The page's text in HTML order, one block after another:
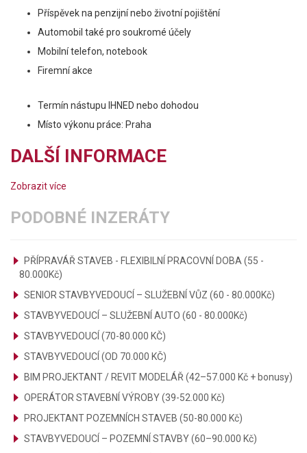
Příspěvek na penzijní nebo životní pojištění
Automobil také pro soukromé účely
Mobilní telefon, notebook
Firemní akce
Termín nástupu IHNED nebo dohodou
Místo výkonu práce: Praha
DALŠÍ INFORMACE
Zobrazit více
PODOBNÉ INZERÁTY
PŘÍPRAVÁŘ STAVEB - FLEXIBILNÍ PRACOVNÍ DOBA (55 -
80.000Kč)
SENIOR STAVBYVEDOUCÍ – SLUŽEBNÍ VŮZ (60 - 80.000Kč)
STAVBYVEDOUCÍ – SLUŽEBNÍ AUTO (60 - 80.000Kč)
STAVBYVEDOUCÍ (70-80.000 KČ)
STAVBYVEDOUCÍ (OD 70.000 KČ)
BIM PROJEKTANT / REVIT MODELÁŘ (42–57.000 Kč + bonusy)
OPERÁTOR STAVEBNÍ VÝROBY (39-52.000 Kč)
PROJEKTANT POZEMNÍCH STAVEB (50-80.000 Kč)
STAVBYVEDOUCÍ – POZEMNÍ STAVBY (60–90.000 Kč)